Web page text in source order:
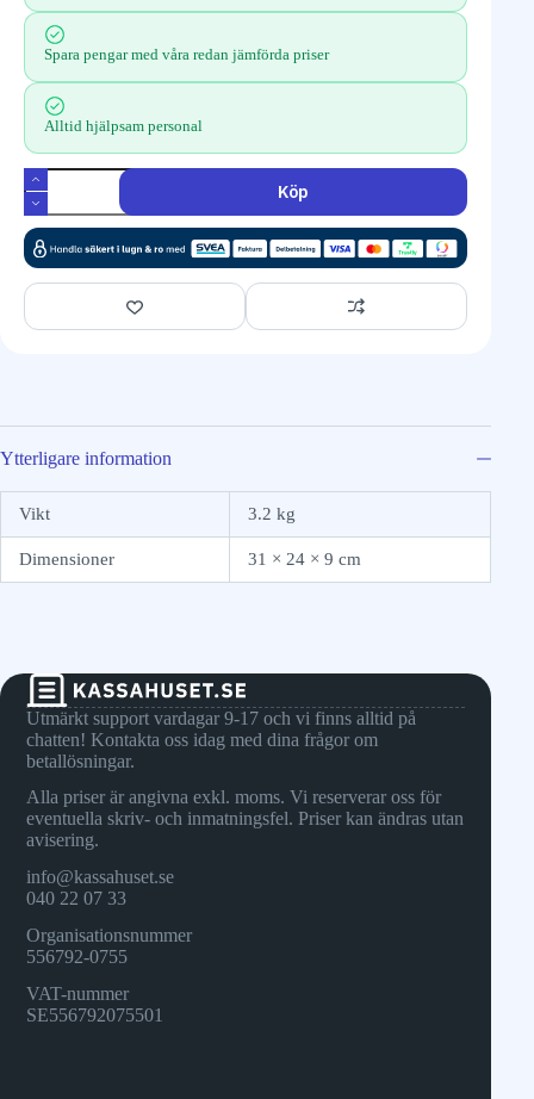
Spara pengar med våra redan jämförda priser
Alltid hjälpsam personal
Köp
Ytterligare information
Vikt 3.2 kg
Dimensioner 31 × 24 × 9 cm
Utmärkt support vardagar 9-17 och vi finns alltid på
chatten! Kontakta oss idag med dina frågor om
betallösningar.
Alla priser är angivna exkl. moms. Vi reserverar oss för
eventuella skriv- och inmatningsfel. Priser kan ändras utan
avisering.
info@kassahuset.se
040 22 07 33
Organisationsnummer
556792-0755
VAT-nummer
SE556792075501